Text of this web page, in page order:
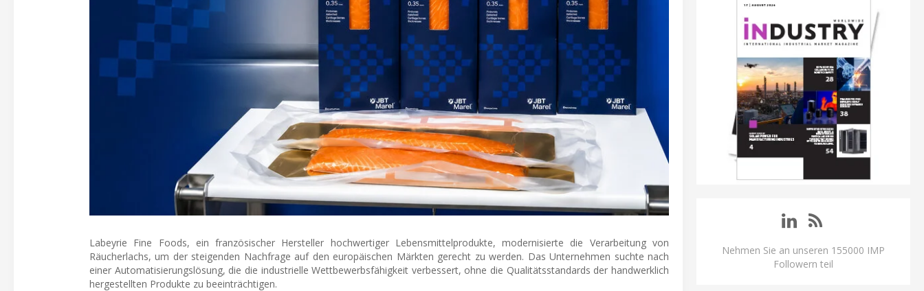
Labeyrie Fine Foods, ein französischer Hersteller hochwertiger Lebensmittelprodukte, modernisierte die Verarbeitung von
Räucherlachs, um der steigenden Nachfrage auf den europäischen Märkten gerecht zu werden. Das Unternehmen suchte nach
einer Automatisierungslösung, die die industrielle Wettbewerbsfähigkeit verbessert, ohne die Qualitätsstandards der handwerklich
hergestellten Produkte zu beeinträchtigen.
Nehmen Sie an unseren 155000 IMP
Followern teil